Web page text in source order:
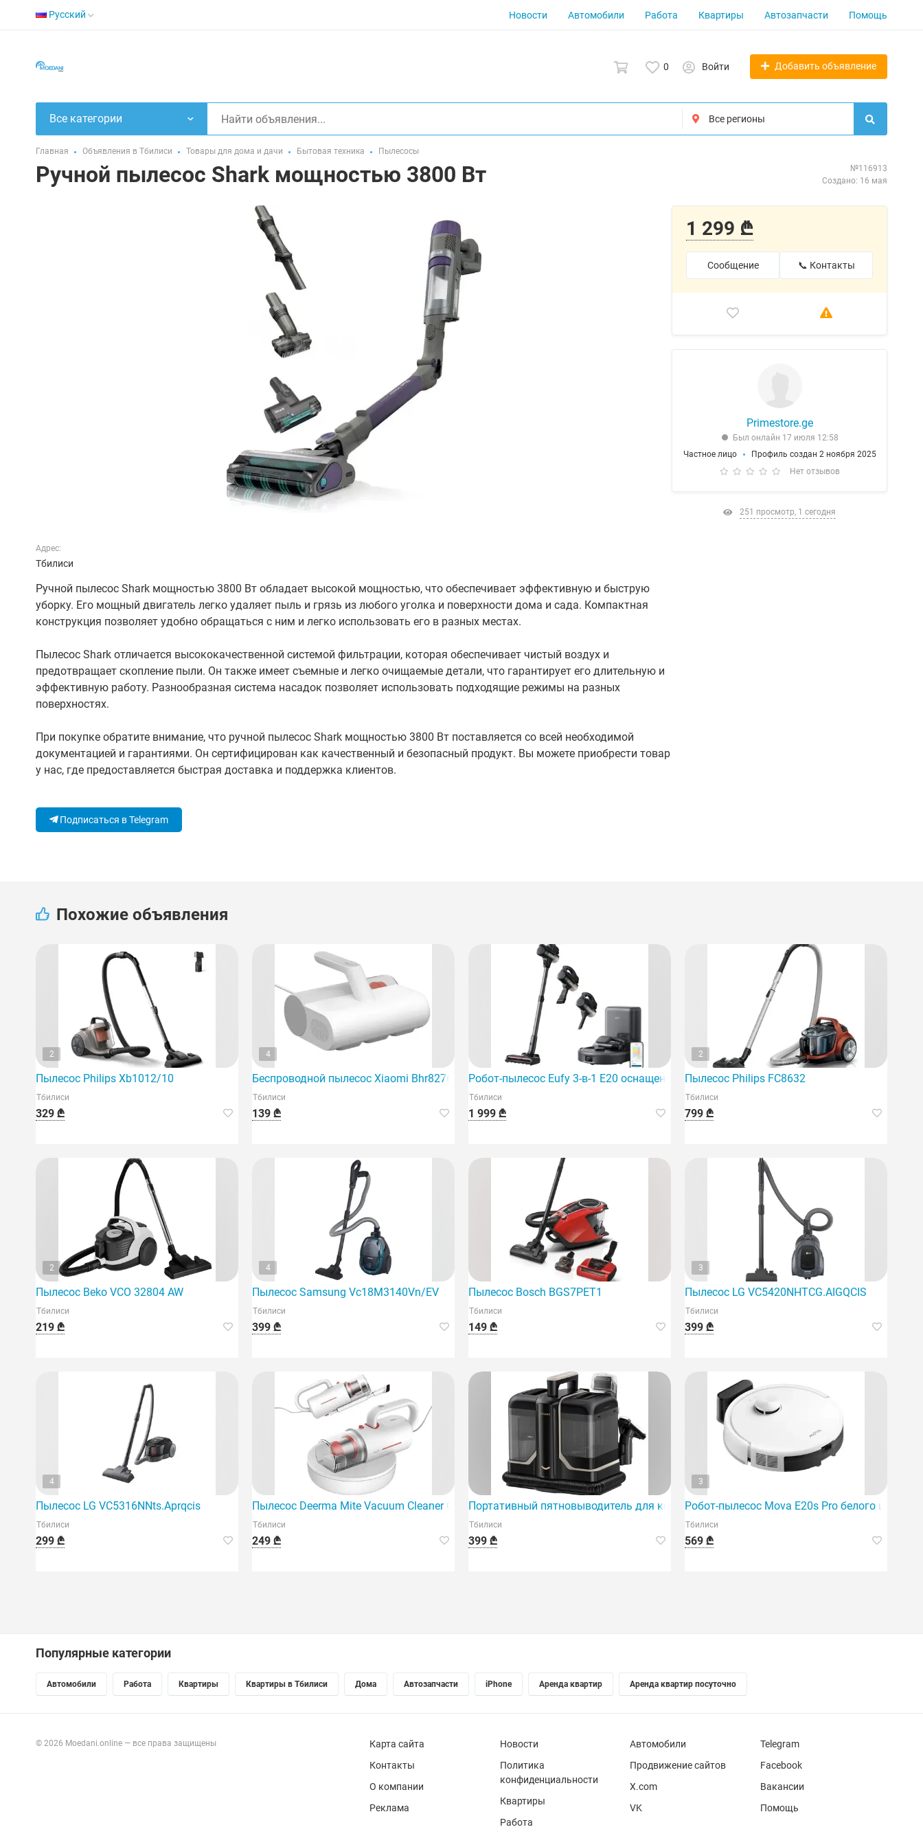
Русский Новости Автомобили Работа Квартиры Автозапчасти Помощь
0 Войти Добавить объявление
Все категории
Главная Объявления в Тбилиси Товары для дома и дачи Бытовая техника Пылесосы
Ручной пылесос Shark мощностью 3800 Вт
№116913
Создано: 16 мая
Адрес:
Тбилиси
Ручной пылесос Shark мощностью 3800 Вт обладает высокой мощностью, что обеспечивает эффективную и быструю
уборку. Его мощный двигатель легко удаляет пыль и грязь из любого уголка и поверхности дома и сада. Компактная
конструкция позволяет удобно обращаться с ним и легко использовать его в разных местах.
Пылесос Shark отличается высококачественной системой фильтрации, которая обеспечивает чистый воздух и
предотвращает скопление пыли. Он также имеет съемные и легко очищаемые детали, что гарантирует его длительную и
эффективную работу. Разнообразная система насадок позволяет использовать подходящие режимы на разных
поверхностях.
При покупке обратите внимание, что ручной пылесос Shark мощностью 3800 Вт поставляется со всей необходимой
документацией и гарантиями. Он сертифицирован как качественный и безопасный продукт. Вы можете приобрести товар
у нас, где предоставляется быстрая доставка и поддержка клиентов.
Подписаться в Telegram
1 299 ₾
Сообщение 📞 Контакты
Primestore.ge
Был онлайн 17 июля 12:58
Частное лицо
Профиль создан 2 ноября 2025
Нет отзывов
251 просмотр, 1 сегодня
Похожие объявления
2
Пылесос Philips Xb1012/10
Тбилиси
329 ₾
4
Беспроводной пылесос Xiaomi Bhr8276Eu, белый.
Тбилиси
139 ₾
Робот-пылесос Eufy 3-в-1 E20 оснащен современными технологиями Intel.
Тбилиси
1 999 ₾
2
Пылесос Philips FC8632
Тбилиси
799 ₾
2
Пылесос Beko VCO 32804 AW
Тбилиси
219 ₾
4
Пылесос Samsung Vc18M3140Vn/EV
Тбилиси
399 ₾
Пылесос Bosch BGS7PET1
Тбилиси
149 ₾
3
Пылесос LG VC5420NHTCG.AIGQCIS
Тбилиси
399 ₾
4
Пылесос LG VC5316NNts.Aprqcis
Тбилиси
299 ₾
Пылесос Deerma Mite Vacuum Cleaner CM1300W — это современный многофункциональный пылесос.
Тбилиси
249 ₾
Портативный пятновыводитель для ковров Dreame N10 — это инновационное
Тбилиси
399 ₾
3
Робот-пылесос Mova E20s Pro белого цвета
Тбилиси
569 ₾
Популярные категории
Автомобили Работа Квартиры Квартиры в Тбилиси Дома Автозапчасти iPhone Аренда квартир Аренда квартир посуточно
© 2026 Moedani.online — все права защищены
Карта сайта
Контакты
О компании
Реклама
Новости
Политика
конфиденциальности
Квартиры
Работа
Автомобили
Продвижение сайтов
X.com
VK
Telegram
Facebook
Вакансии
Помощь